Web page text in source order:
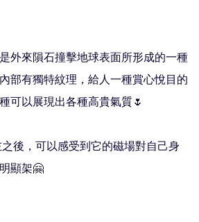
外來隕石撞擊地球表面所形成的一種
部有獨特紋理，給人一種賞心悅目的
可以展現出各種高貴氣質🌷
後，可以感受到它的磁場對自己身
顯架🤗